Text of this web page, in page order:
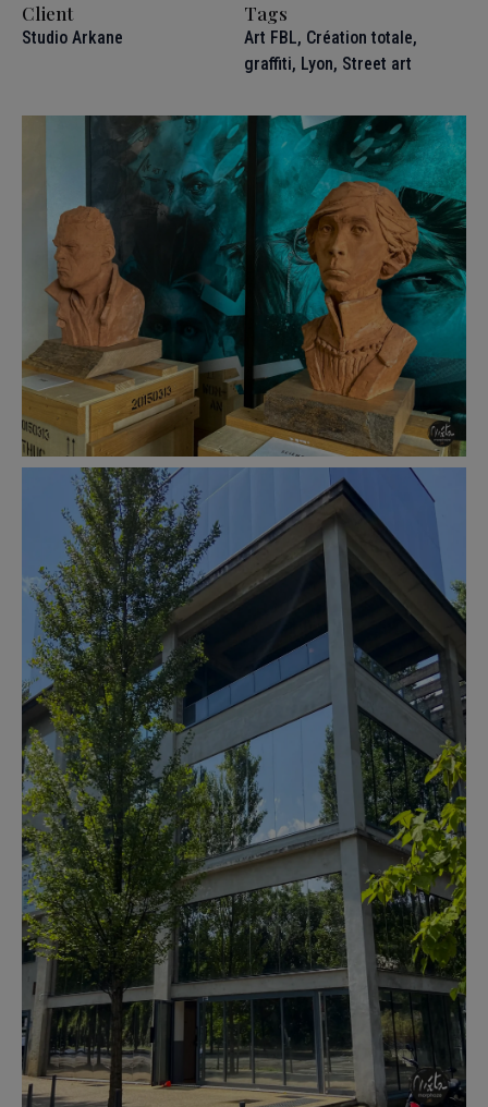
Client
Studio Arkane
Tags
Art FBL, Création totale,
graffiti, Lyon, Street art